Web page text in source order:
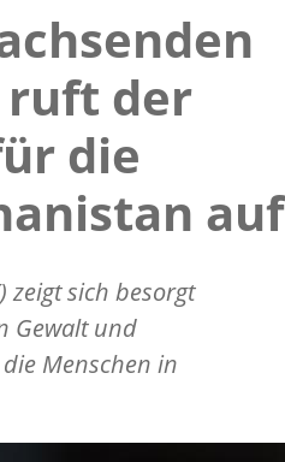
ruft der
die
auf
zeigt sich besorgt
Gewalt und
Menschen in